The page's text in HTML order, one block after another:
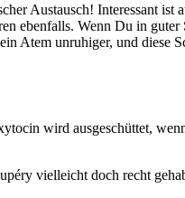
Austausch! Interessant ist
ebenfalls. Wenn Du in
Atem unruhiger, und diese
wird ausgeschüttet,
vielleicht doch recht